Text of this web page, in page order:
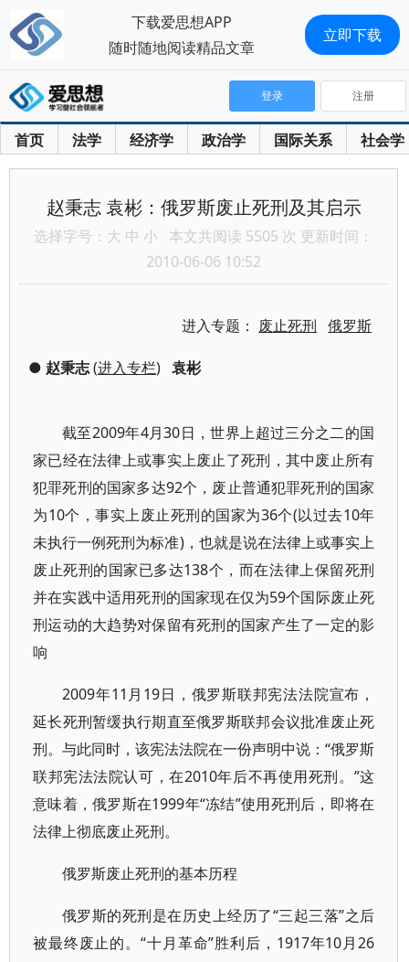
首页 法学 经济学 政治学 国际关系 社会学
登录 注册
赵秉志 袁彬：俄罗斯废止死刑及其启示
选择字号： 大 中 小 本文共阅读 5505 次 更新时间：
2010-06-06 10:52
进入专题： 废止死刑 俄罗斯
● 赵秉志(进入专栏) 袁彬
截至2009年4月30日，世界上超过三分之二的国
家已经在法律上或事实上废止了死刑，其中废止所有
犯罪死刑的国家多达92个，废止普通犯罪死刑的国家
为10个，事实上废止死刑的国家为36个(以过去10年
未执行一例死刑为标准)，也就是说在法律上或事实上
废止死刑的国家已多达138个，而在法律上保留死刑
并在实践中适用死刑的国家现在仅为59个国际废止死
刑运动的大趋势对保留有死刑的国家产生了一定的影
响
2009年11月19日，俄罗斯联邦宪法法院宣布，
延长死刑暂缓执行期直至俄罗斯联邦会议批准废止死
刑。与此同时，该宪法法院在一份声明中说：“俄罗斯
联邦宪法法院认可，在2010年后不再使用死刑。”这
意味着，俄罗斯在1999年“冻结”使用死刑后，即将在
法律上彻底废止死刑。
俄罗斯废止死刑的基本历程
俄罗斯的死刑是在历史上经历了“三起三落”之后
被最终废止的。“十月革命”胜利后，1917年10月26
下载爱思想APP
随时随地阅读精品文章
立即下载